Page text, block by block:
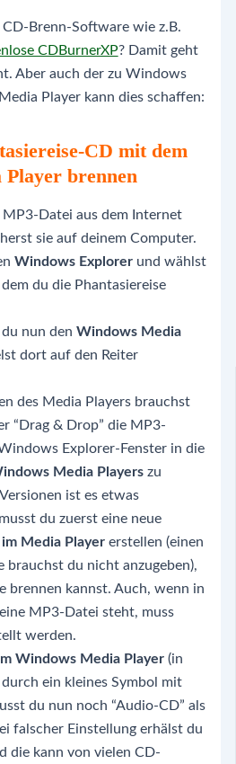
Brenn-Software wie z.B.
CDBurnerXP? Damit geht
Aber auch der zu Windows
Player kann dies schaffen:
CD mit dem
brennen
Datei aus dem Internet
sie auf deinem Computer.
Windows Explorerund wählst
du die Phantasiereise
nun den Windows Media
dort auf den Reiter
des Media Players brauchst
“Drag & Drop” die MP3-
Explorer-Fenster in die
Media Playerszu
ist es etwas
du zuerst eine neue
Media Playererstellen (einen
brauchst du nicht anzugeben),
brennen kannst. Auch, wenn in
MP3-Datei steht, muss
werden.
Windows Media Player(in
ein kleines Symbol mit
du nun noch “Audio-CD” als
falscher Einstellung erhälst du
die kann von vielen CD-